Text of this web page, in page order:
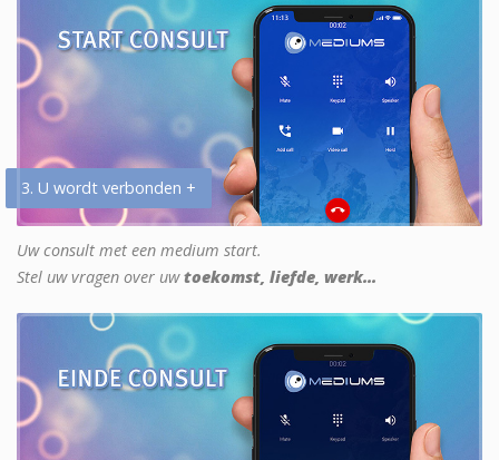
3. U wordt verbonden +
Uw consult met een medium start.
Stel uw vragen over uwtoekomst, liefde, werk...